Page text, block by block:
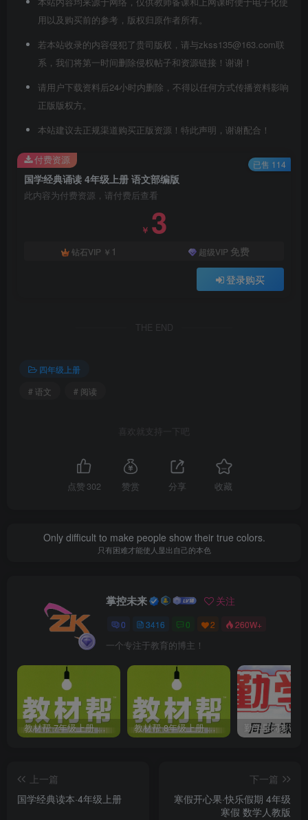
用以及购买前的参考，版权归原作者所有。
若本站收录的内容侵犯了贵司版权，请与zkss135@163.com联
系，我们将第一时间删除侵权帖子和资源链接！谢谢！
请用户下载资料后24小时内删除，不得以任何方式传播资料影响
正版版权方。
本站建议去正规渠道购买正版资源！特此声明，谢谢配合！
国学经典诵读 4年级上册 语文部编版
此内容为付费资源，请付费后查看
￥ 3
钻石VIP ￥ 1 超级VIP 免费
登录购买
付费资源 已售 114
THE END
四年级上册
# 语文
# 阅读
喜欢就支持一下吧
点赞 302 赞赏 分享 收藏
Only difficult to make people show their true colors.
只有困难才能使人显出自己的本色
掌控未来 关注
0 3416 0 2 260W+
一个专注于教育的博主！
教材帮 7年级上册 语文人教版(2023秋) 教材帮 8年级上册 语文人教版(2023秋)
上一篇
国学经典读本·4年级上册
下一篇
寒假开心果·快乐假期 4年级
寒假 数学人教版